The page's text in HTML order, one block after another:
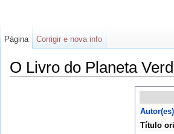
O Livro do Planeta
Autor(es)
Título
Página Corrigir e nova info